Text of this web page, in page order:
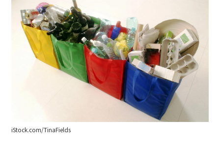
iStock.com/TinaFields